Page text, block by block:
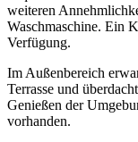
weiteren
Waschmaschine. Ein
Verfügung.
Im Außenbereich
Terrasse und
Genießen der
vorhanden.